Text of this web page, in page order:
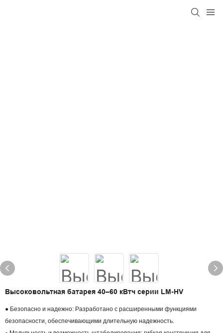
Высоковольтная батарея 40–60 кВтч серии LM-HV
● Безопасно и надежно: Разработано с расширенными функциями
безопасности, обеспечивающими длительную надежность.